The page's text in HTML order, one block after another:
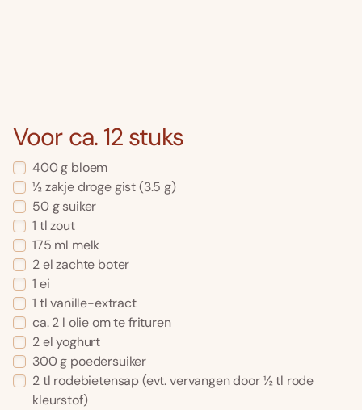
Voor ca. 12 stuks
400 g bloem
½ zakje droge gist (3.5 g)
50 g suiker
1 tl zout
175 ml melk
2 el zachte boter
1 ei
1 tl vanille-extract
ca. 2 l olie om te frituren
2 el yoghurt
300 g poedersuiker
2 tl rodebietensap (evt. vervangen door ½ tl rode
kleurstof)